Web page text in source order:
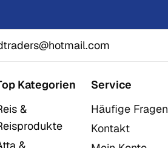
Kategorien
&
&
Service
Häufige Fragen
Kontakt